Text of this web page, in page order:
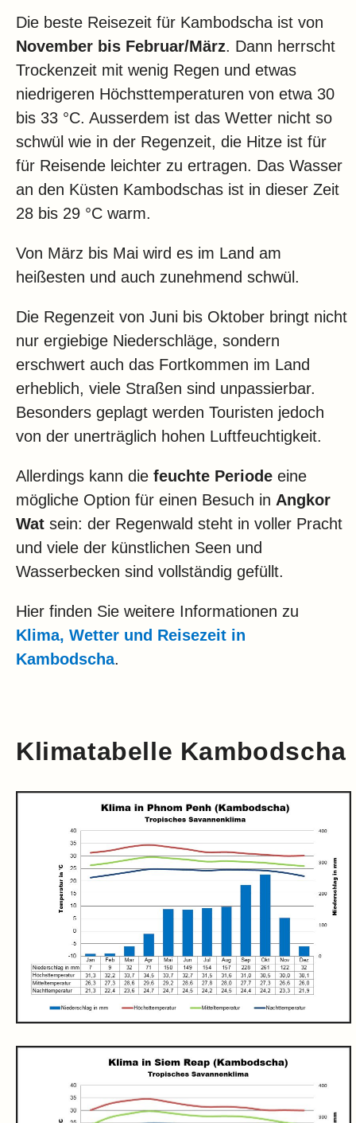
Die beste Reisezeit für Kambodscha ist von
November bis Februar/März. Dann herrscht
Trockenzeit mit wenig Regen und etwas
niedrigeren Höchsttemperaturen von etwa 30
bis 33 °C. Ausserdem ist das Wetter nicht so
schwül wie in der Regenzeit, die Hitze ist für
für Reisende leichter zu ertragen. Das Wasser
an den Küsten Kambodschas ist in dieser Zeit
28 bis 29 °C warm.
Von März bis Mai wird es im Land am
heißesten und auch zunehmend schwül.
Die Regenzeit von Juni bis Oktober bringt nicht
nur ergiebige Niederschläge, sondern
erschwert auch das Fortkommen im Land
erheblich, viele Straßen sind unpassierbar.
Besonders geplagt werden Touristen jedoch
von der unerträglich hohen Luftfeuchtigkeit.
Allerdings kann die feuchte Periode eine
mögliche Option für einen Besuch in Angkor
Wat sein: der Regenwald steht in voller Pracht
und viele der künstlichen Seen und
Wasserbecken sind vollständig gefüllt.
Hier finden Sie weitere Informationen zu
Klima, Wetter und Reisezeit in
Kambodscha.
Klimatabelle Kambodscha